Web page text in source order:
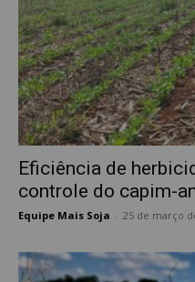
Eficiência de
controle do capim-
Equipe Mais Soja 25 de março